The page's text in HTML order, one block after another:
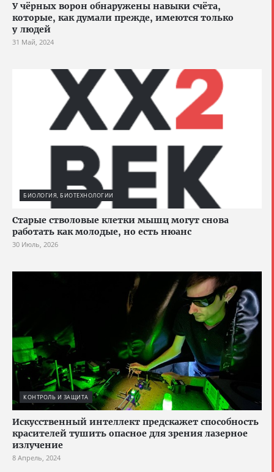
У чёрных ворон обнаружены навыки счёта,
которые, как думали прежде, имеются только
у людей
31 Май, 2024
БИОЛОГИЯ, БИОТЕХНОЛОГИИ
Старые стволовые клетки мышц могут снова
работать как молодые, но есть нюанс
30 Июль, 2026
КОНТРОЛЬ И ЗАЩИТА
Искусственный интеллект предскажет способность
красителей тушить опасное для зрения лазерное
излучение
8 Апрель, 2024